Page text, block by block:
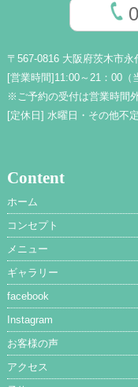
〒567-0816 大阪府茨木市
[営業時間] 11:00～21：00（
※ご予約の受付は営業時間
[定休日] 水曜日・その他不
Content
ホーム
コンセプト
メニュー
ギャラリー
facebook
Instagram
お客様の声
アクセス